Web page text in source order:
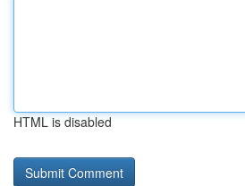
HTML is disabled